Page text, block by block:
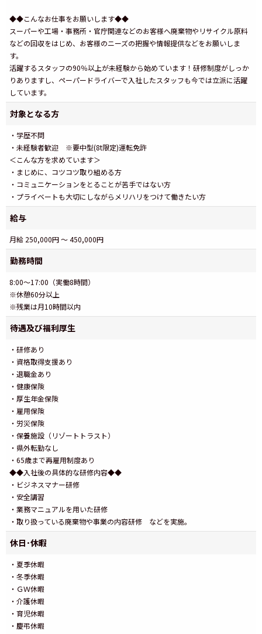
◆◆こんなお仕事をお願いします◆◆
スーパーや工場・事務所・官庁関連などのお客様へ廃棄物やリサイクル原料
などの回収をはじめ、お客様のニーズの把握や情報提供などをお願いしま
す。
活躍するスタッフの90％以上が未経験から始めています！研修制度がしっか
りありますし、ペーパードライバーで入社したスタッフも今では立派に活躍
しています。
対象となる方
・学歴不問
・未経験者歓迎 ※要中型(8t限定)運転免許
＜こんな方を求めています＞
・まじめに、コツコツ取り組める方
・コミュニケーションをとることが苦手ではない方
・プライベートも大切にしながらメリハリをつけて働きたい方
給与
月給 250,000円 ～ 450,000円
勤務時間
8:00～17:00（実働8時間）
※休憩60分以上
※残業は月10時間以内
待遇及び福利厚生
・研修あり
・資格取得支援あり
・退職金あり
・健康保険
・厚生年金保険
・雇用保険
・労災保険
・保養施設（リゾートトラスト）
・県外転勤なし
・65歳まで再雇用制度あり
◆◆入社後の具体的な研修内容◆◆
・ビジネスマナー研修
・安全講習
・業務マニュアルを用いた研修
・取り扱っている廃棄物や事業の内容研修 などを実施。
休日･休暇
・夏季休暇
・冬季休暇
・ＧＷ休暇
・介護休暇
・育児休暇
・慶弔休暇